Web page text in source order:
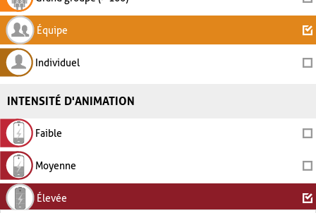
Équipe
Individuel
INTENSITÉ D'ANIMATION
Faible
Moyenne
Élevée